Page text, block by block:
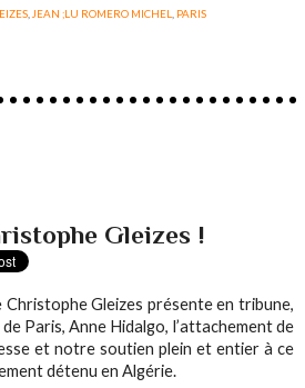
JEAN ;LU ROMERO MICHEL
PARIS
Gleizes !
Christophe Gleizes présente en tribune,
Paris, Anne Hidalgo, l’attachement de
et notre soutien plein et entier à ce
détenu en Algérie.